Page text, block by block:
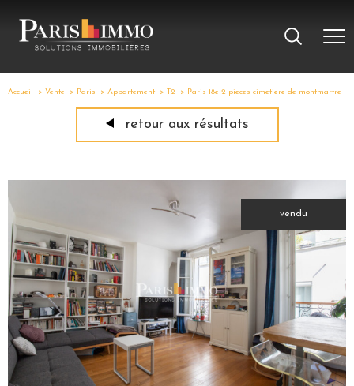
Accueil Vente Paris Appartement T2 Paris 18e 2 pieces cimetiere de montmartre
retour aux résultats
vendu